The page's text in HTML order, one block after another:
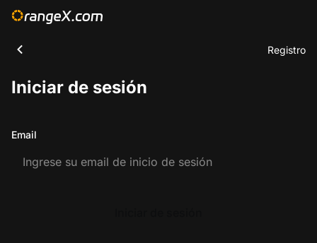
Registro
Iniciar de sesión
Email